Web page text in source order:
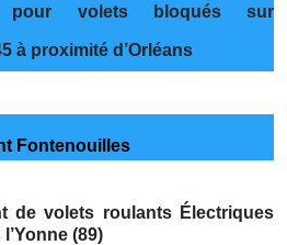
pour volets bloqués sur
à proximité d’Orléans
Fontenouilles
de volets roulants Électriques
(89)